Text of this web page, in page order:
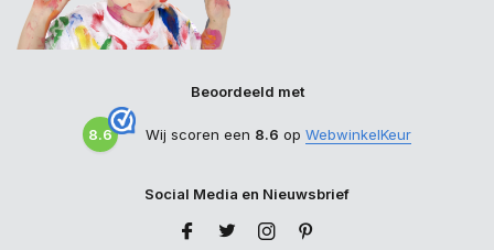
Beoordeeld met
8.6 Wij scoren een 8.6 op WebwinkelKeur
Social Media en Nieuwsbrief